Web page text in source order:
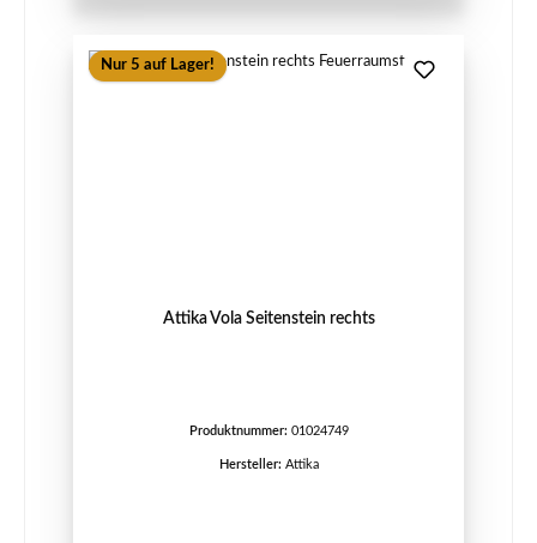
Nur 5 auf Lager!
Attika Vola Seitenstein rechts
Produktnummer: 01024749
Hersteller: Attika